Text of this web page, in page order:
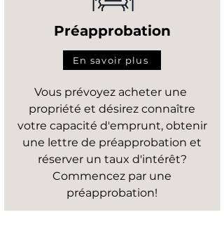
Préapprobation
En savoir plus
Vous prévoyez acheter une
propriété et désirez connaître
votre capacité d'emprunt, obtenir
une lettre de préapprobation et
réserver un taux d'intérêt?
Commencez par une
préapprobation!